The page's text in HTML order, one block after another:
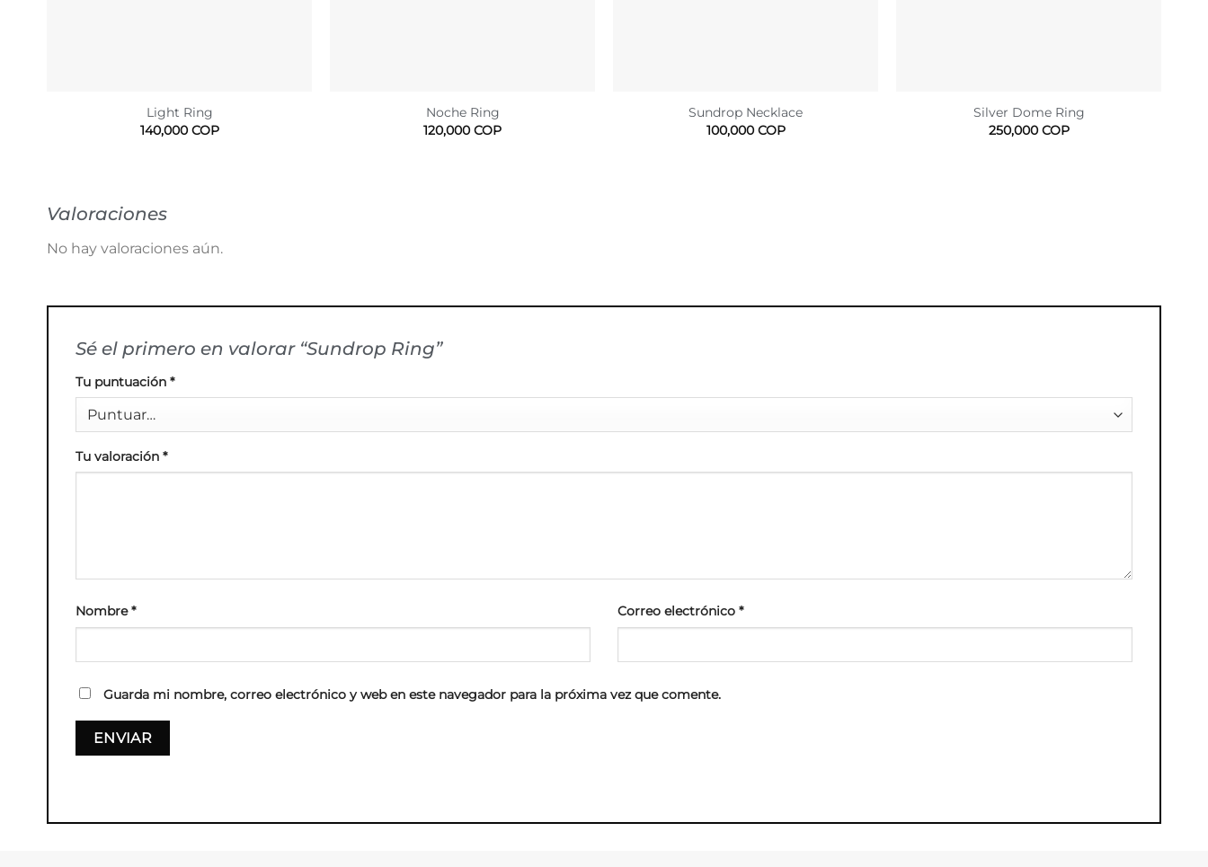
Light Ring
140,000COP
Noche Ring
120,000COP
Sundrop Necklace
100,000COP
Silver Dome Ring
250,000COP
Valoraciones
No hay valoraciones aún.
Sé el primero en valorar “Sundrop Ring”
Tu puntuación *
Tu valoración *
Nombre* Correo electrónico *
Guarda mi nombre, correo electrónico y web en este navegador para la próxima vez que comente.